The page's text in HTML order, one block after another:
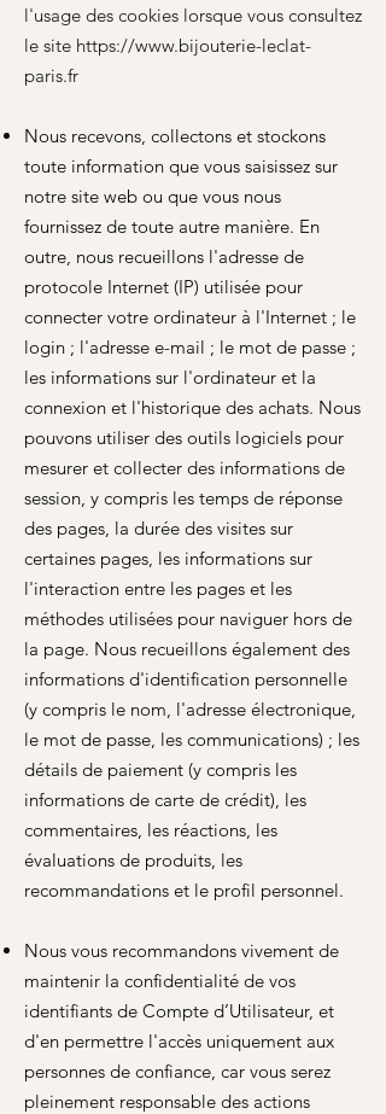
l'usage des cookies lorsque vous consultez
le site https://www.bijouterie-leclat-
paris.fr
Nous recevons, collectons et stockons
toute information que vous saisissez sur
notre site web ou que vous nous
fournissez de toute autre manière. En
outre, nous recueillons l'adresse de
protocole Internet (IP) utilisée pour
connecter votre ordinateur à l'Internet ; le
login ; l'adresse e-mail ; le mot de passe ;
les informations sur l'ordinateur et la
connexion et l'historique des achats. Nous
pouvons utiliser des outils logiciels pour
mesurer et collecter des informations de
session, y compris les temps de réponse
des pages, la durée des visites sur
certaines pages, les informations sur
l'interaction entre les pages et les
méthodes utilisées pour naviguer hors de
la page. Nous recueillons également des
informations d'identification personnelle
(y compris le nom, l'adresse électronique,
le mot de passe, les communications) ; les
détails de paiement (y compris les
informations de carte de crédit), les
commentaires, les réactions, les
évaluations de produits, les
recommandations et le profil personnel.
Nous vous recommandons vivement de
maintenir la confidentialité de vos
identifiants de Compte d’Utilisateur, et
d'en permettre l'accès uniquement aux
personnes de confiance, car vous serez
pleinement responsable des actions